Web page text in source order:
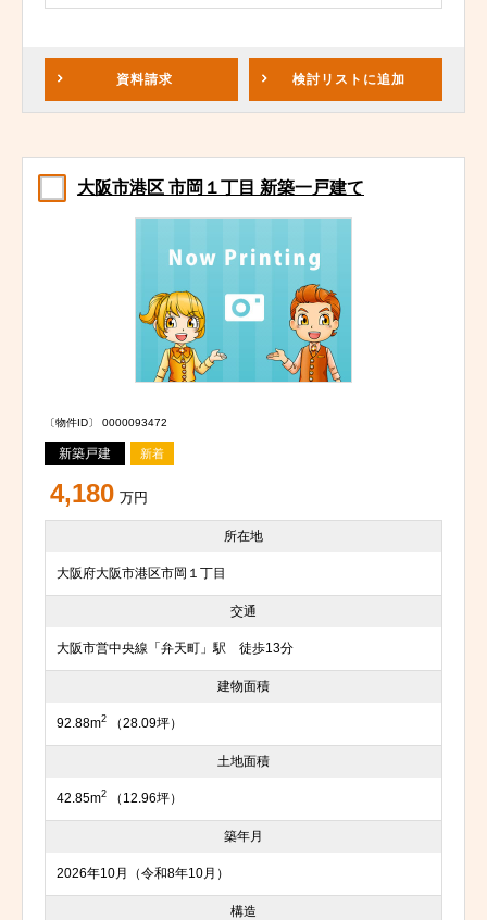
資料請求 検討リスト に追加
大阪市港区 市岡１丁目 新築一戸建て
〔物件ID〕 0000093472
新築戸建 新着
4,180 万円
所在地
大阪府大阪市港区市岡１丁目
交通
大阪市営中央線「弁天町」駅 徒歩13分
建物面積
92.88m2 （28.09坪）
土地面積
42.85m2 （12.96坪）
築年月
2026年10月（令和8年10月）
構造